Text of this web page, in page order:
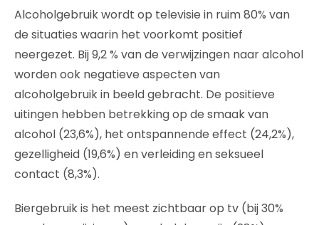
Alcoholgebruik wordt op televisie in ruim 80% van
de situaties waarin het voorkomt positief
neergezet. Bij 9,2 % van de verwijzingen naar alcohol
worden ook negatieve aspecten van
alcoholgebruik in beeld gebracht. De positieve
uitingen hebben betrekking op de smaak van
alcohol (23,6%), het ontspannende effect (24,2%),
gezelligheid (19,6%) en verleiding en seksueel
contact (8,3%).
Biergebruik is het meest zichtbaar op tv (bij 30%